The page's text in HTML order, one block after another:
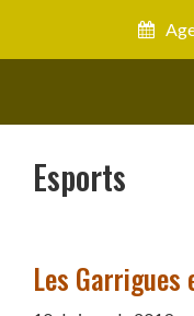
contingut
Esports
Les Garrigues